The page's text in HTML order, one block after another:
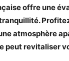
offre une
atmosphère
peut revitaliser